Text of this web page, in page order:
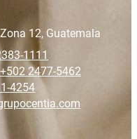
12, Guatemala
1111
2477-5462
4254